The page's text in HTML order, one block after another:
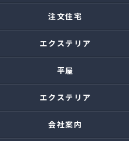
注文住宅
エクステリア
平屋
エクステリア
会社案内